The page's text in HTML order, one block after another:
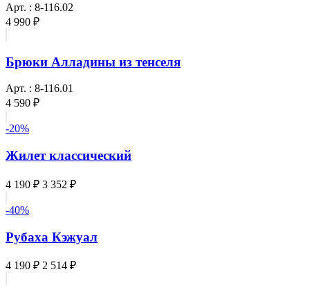
Арт. : 8-116.02
4 990 ₽
Брюки Алладины из тенселя
Арт. : 8-116.01
4 590 ₽
-20%
Жилет классический
4 190 ₽ 3 352 ₽
-40%
Рубаха Кэжуал
4 190 ₽ 2 514 ₽